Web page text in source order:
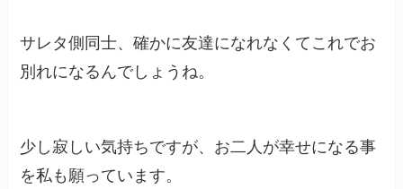
サレタ側同士、確かに友達になれなくてこれでお
別れになるんでしょうね。
少し寂しい気持ちですが、お二人が幸せになる事
を私も願っています。